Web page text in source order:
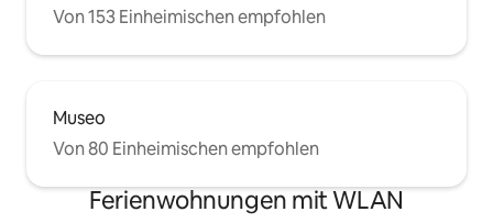
Von 153 Einheimischen empfohlen
Museo
Von 80 Einheimischen empfohlen
Ferienwohnungen mit WLAN